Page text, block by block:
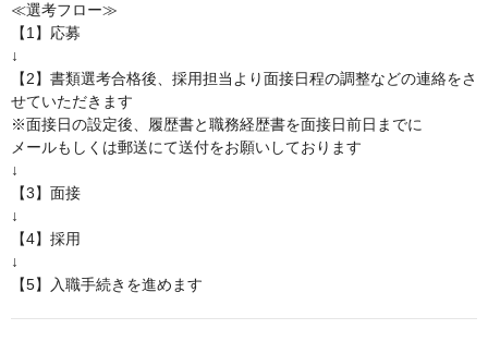
≪選考フロー≫
【1】応募
↓
【2】書類選考合格後、採用担当より面接日程の調整などの連絡をさ
せていただきます
※面接日の設定後、履歴書と職務経歴書を面接日前日までに
メールもしくは郵送にて送付をお願いしております
↓
【3】面接
↓
【4】採用
↓
【5】入職手続きを進めます